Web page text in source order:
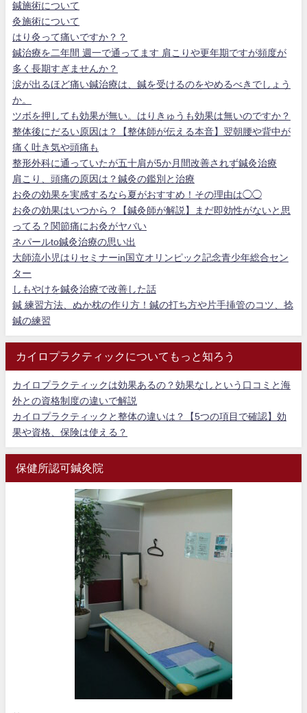
鍼施術について
灸施術について
はり灸って痛いですか？？
鍼治療を二年間 週一で通ってます 肩こりや更年期ですが頻度が
多く長期すぎませんか？
涙が出るほど痛い鍼治療は、鍼を受けるのをやめるべきでしょう
か。
ツボを押しても効果が無い。はりきゅうも効果は無いのですか？
整体後にだるい原因は？【整体師が伝える本音】翌朝腰や背中が
痛く吐き気や頭痛も
整形外科に通っていたが五十肩が5か月間改善されず鍼灸治療
肩こり、頭痛の原因は？鍼灸の鑑別と治療
お灸の効果を実感するなら夏がおすすめ！その理由は◯◯
お灸の効果はいつから？【鍼灸師が解説】まだ即効性がないと思
ってる？関節痛にお灸がヤバい
ネパールto鍼灸治療の思い出
大師流小児はりセミナーin国立オリンピック記念青少年総合セン
ター
しもやけを鍼灸治療で改善した話
鍼 練習方法、ぬか枕の作り方！鍼の打ち方や片手挿管のコツ、捻
鍼の練習
カイロプラクティックについてもっと知ろう
カイロプラクティックは効果あるの？効果なしという口コミと海
外との資格制度の違いで解説
カイロプラクティックと整体の違いは？【5つの項目で確認】効
果や資格、保険は使える？
保健所認可鍼灸院